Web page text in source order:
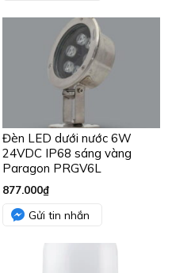
Đèn LED dưới nước 6W
24VDC IP68 sáng vàng
Paragon PRGV6L
877.000₫
Gửi tin nhắn